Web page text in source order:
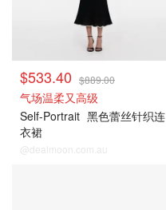
$533.40 $889.00
气场温柔又高级
Self-Portrait 黑色蕾丝针织连
衣裙
@dealmoon.com.au